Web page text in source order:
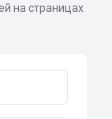
на страницах